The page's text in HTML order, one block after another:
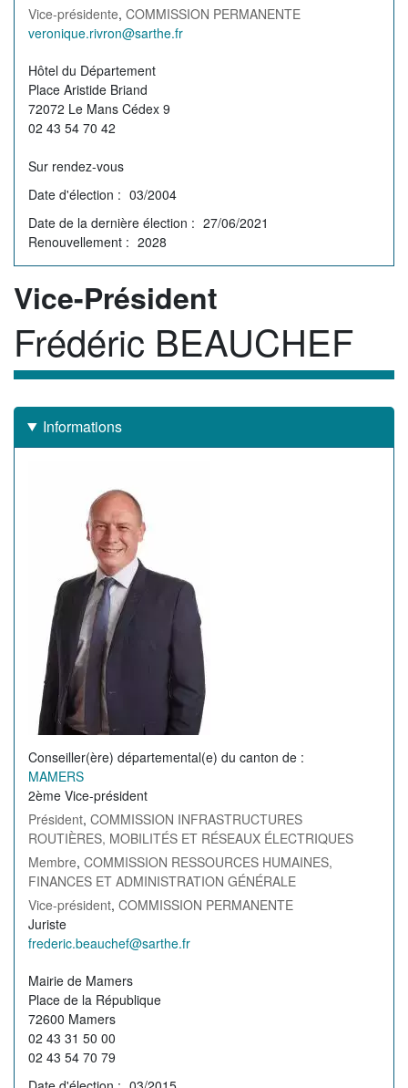
Vice-présidente, COMMISSION PERMANENTE
Courriel
l'élu(e)
veronique.rivron@sarthe.fr
Permanence
Hôtel du Département
Place Aristide Briand
72072 Le Mans Cédex 9
02 43 54 70 42
Sur rendez-vous
Date d'élection
03/2004
Date de la dernière élection
27/06/2021
Renouvellement
2028
Rôle
Vice-Président
Membre
Frédéric BEAUCHEF
Informations
Conseiller(ère) départemental(e) du canton de
MAMERS
2ème Vice-président
Président, COMMISSION INFRASTRUCTURES
ROUTIÈRES, MOBILITÉS ET RÉSEAUX ÉLECTRIQUES
Membre, COMMISSION RESSOURCES HUMAINES,
FINANCES ET ADMINISTRATION GÉNÉRALE
Vice-président, COMMISSION PERMANENTE
Profession
de
Juriste
Courriel
l'élu(e)
frederic.beauchef@sarthe.fr
Permanence
Mairie de Mamers
Place de la République
72600 Mamers
02 43 31 50 00
02 43 54 70 79